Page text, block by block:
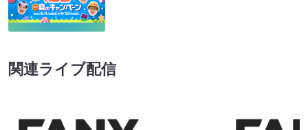
関連ライブ配信